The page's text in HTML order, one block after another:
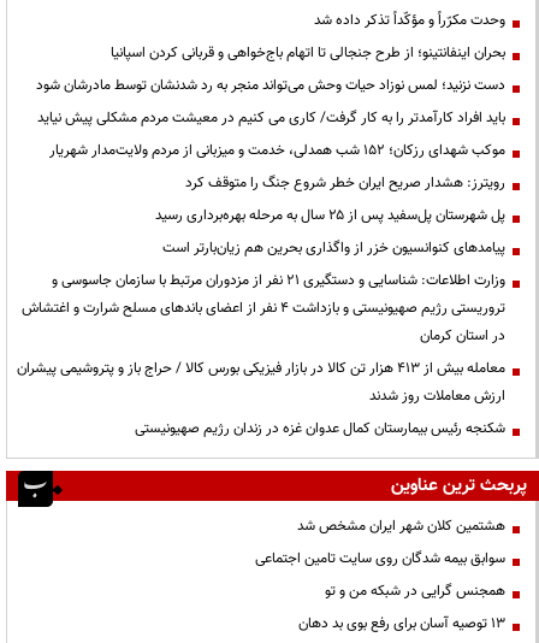
وحدت مکرّراً و مؤکّداً تذکر داده شد
بحران اینفانتینو؛ از طرح جنجالی تا اتهام باج‌خواهی و قربانی کردن اسپانیا
دست نزنید؛ لمس نوزاد حیات وحش می‌تواند منجر به رد شدنشان توسط مادرشان شود
باید افراد کارآمدتر را به کار گرفت/ کاری می کنیم در معیشت مردم مشکلی پیش نیاید
موکب شهدای رزکان؛ ۱۵۲ شب همدلی، خدمت و میزبانی از مردم ولایت‌مدار شهریار
رویترز: هشدار صریح ایران خطر شروع جنگ را متوقف کرد
پل شهرستان پل‌سفید پس از ۲۵ سال به مرحله بهره‌برداری رسید
پیامدهای کنوانسیون خزر از واگذاری بحرین هم زیان‌بارتر است
وزارت اطلاعات: شناسایی و دستگیری ۲۱ نفر از مزدوران مرتبط با سازمان جاسوسی و
تروریستی رژیم صهیونیستی و بازداشت ۴ نفر از اعضای باندهای مسلح شرارت و اغتشاش
در استان کرمان
معامله بیش از ۴۱۳ هزار تن کالا در بازار فیزیکی بورس کالا / حراج باز و پتروشیمی پیشران
ارزش معاملات روز شدند
شکنجه رئیس بیمارستان کمال عدوان غزه در زندان رژیم صهیونیستی
پربحث ترین عناوین
هشتمین کلان شهر ایران مشخص شد
سوابق بیمه شدگان روی سایت تامین اجتماعی
همجنس گرایی در شبکه من و تو
13 توصیه آسان برای رفع بوی بد دهان